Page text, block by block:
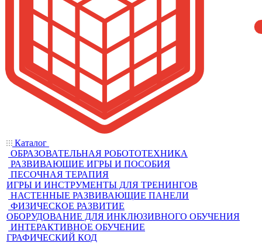
Каталог
ОБРАЗОВАТЕЛЬНАЯ РОБОТОТЕХНИКА
РАЗВИВАЮЩИЕ ИГРЫ И ПОСОБИЯ
ПЕСОЧНАЯ ТЕРАПИЯ
ИГРЫ И ИНСТРУМЕНТЫ ДЛЯ ТРЕНИНГОВ
НАСТЕННЫЕ РАЗВИВАЮЩИЕ ПАНЕЛИ
ФИЗИЧЕСКОЕ РАЗВИТИЕ
ОБОРУДОВАНИЕ ДЛЯ ИНКЛЮЗИВНОГО ОБУЧЕНИЯ
ИНТЕРАКТИВНОЕ ОБУЧЕНИЕ
ГРАФИЧЕСКИЙ КОД